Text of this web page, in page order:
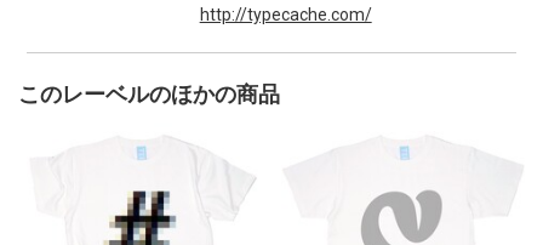
http://typecache.com/
このレーベルのほかの商品